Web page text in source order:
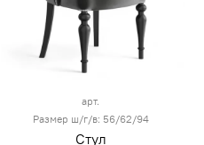
арт.
Размер ш/г/в: 56/62/94
Стул